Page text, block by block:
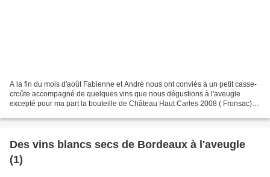
A la fin du mois d'août Fabienne et André nous ont conviés à un petit casse-
croûte accompagné de quelques vins que nous dégustions à l'aveugle
excepté pour ma part la bouteille de Château Haut Carles 2008 ( Fronsac)
Des vins blancs secs de Bordeaux à l'aveugle
(1)